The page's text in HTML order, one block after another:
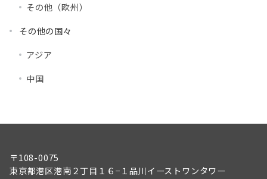
その他（欧州）
その他の国々
アジア
中国
〒108-0075
東京都港区港南２丁目１６−１品川イーストワンタワー